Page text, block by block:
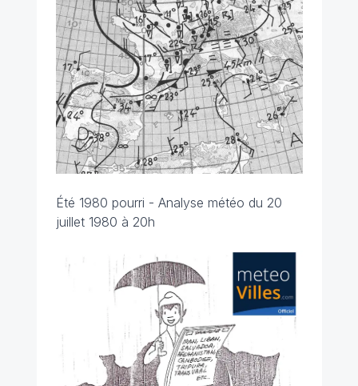
Été 1980 pourri - Analyse météo du 20
juillet 1980 à 20h